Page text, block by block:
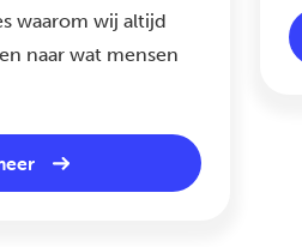
waarom wij altijd
naar wat mensen